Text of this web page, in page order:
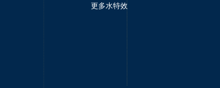
更多水特效
成的声光水的美妙交响乐中。 快来探索：幻彩生辉“的
魔力，这是一个活动区在水上显现的免费户外公共灯
光秀。 随着故事在你眼前展开，你将沉浸在激光、水
柱和水幕上的巨型投影组成的声光水的美妙交响乐
中。 凭借厚积薄发的文化积淀和独一无二的专业知
识，法国国际水秀的作品赢得了全球观众的认可，是
城市客厅、商业文化广场和大型主题游乐园等合作伙
故事; 2014年获得迪士尼工作室的授权后，我们打造
与著名的迪斯尼幻想曲电影相结合的水秀。 同时，在
菲尔德南的巨型水秀剧院是一个欢迎管弦乐队和其他
艺术家和歌手的机会，并让他们在独特的水秀中实现
他们的表演。 因此，著名的布拉格爱乐乐团，ORSO
管弦乐队或斯特拉斯堡青年管弦乐队伴随着最美丽的
大型水秀剧院：环球影城夜间
一个新的史诗级水秀在晚上照亮了佛罗里达州环球影